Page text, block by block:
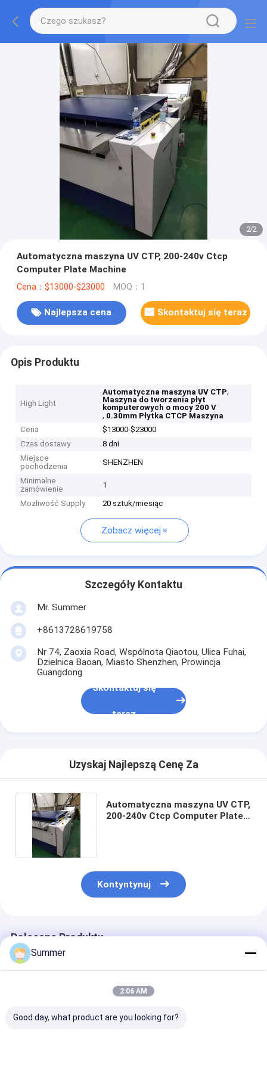
2/2
Automatyczna maszyna UV CTP, 200-240v Ctcp
Computer Plate Machine
Cena：$13000-$23000 MOQ：1
Najlepsza cena Skontaktuj się teraz
Opis Produktu
High Light
Automatyczna maszyna UV CTP,
Maszyna do tworzenia płyt
komputerowych o mocy 200 V
, 0.30mm Płytka CTCP Maszyna
Cena
$13000-$23000
Czas dostawy
8 dni
Miejsce
pochodzenia
SHENZHEN
Minimalne
zamówienie
1
Możliwość Supply 20 sztuk/miesiąc
Zobacz więcej
Szczegóły Kontaktu
Mr. Summer
+8613728619758
Nr 74, Zaoxia Road, Wspólnota Qiaotou, Ulica Fuhai,
Dzielnica Baoan, Miasto Shenzhen, Prowincja
Guangdong
Skontaktuj się
teraz
Uzyskaj Najlepszą Cenę Za
Automatyczna maszyna UV CTP,
200-240v Ctcp Computer Plate
Kontyntynuj
Polecane Produkty
Summer
2:06 AM
Good day, what product are you looking for?